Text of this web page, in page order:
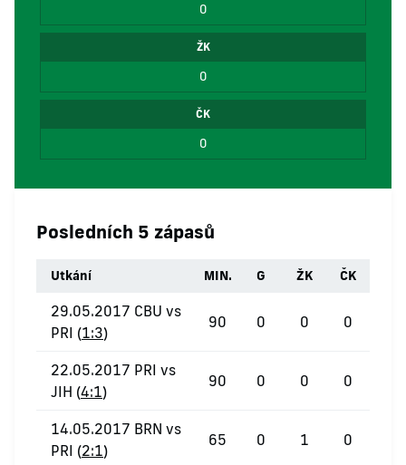
0
ŽK
0
ČK
0
Posledních 5 zápasů
Utkání MIN. G ŽK ČK
29.05.2017 CBU vs
PRI (1:3)
90 0 0 0
22.05.2017 PRI vs
JIH (4:1)
90 0 0 0
14.05.2017 BRN vs
PRI (2:1)
65 0 1 0